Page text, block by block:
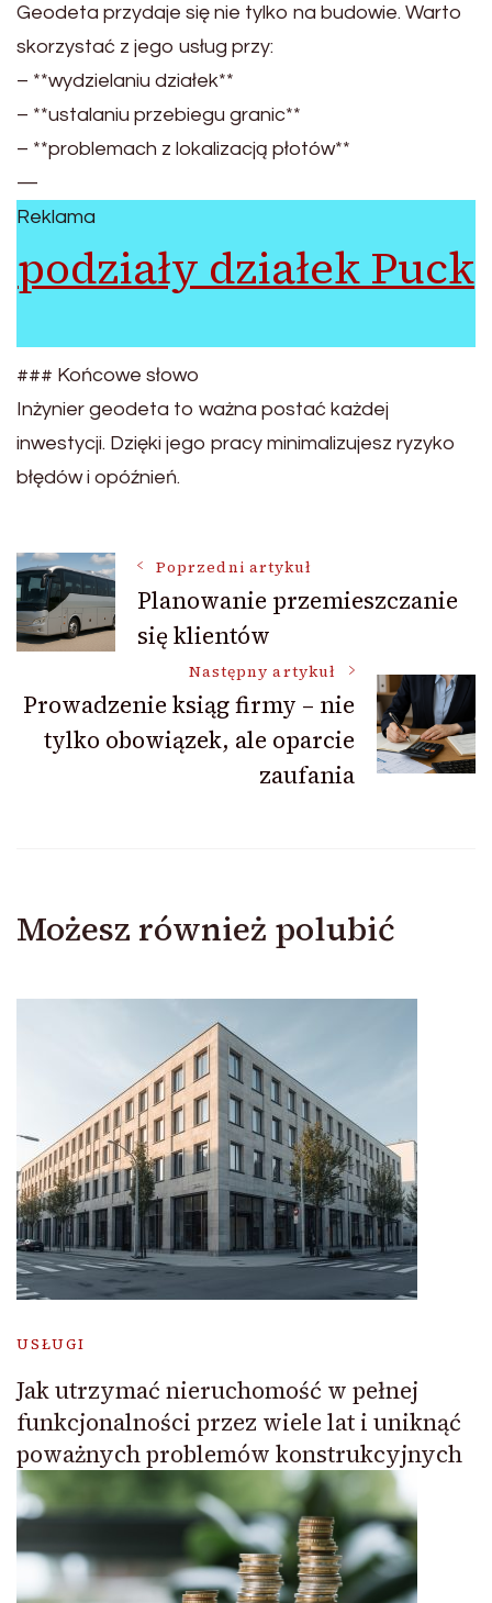
Geodeta przydaje się nie tylko na budowie. Warto
skorzystać z jego usług przy:
– **wydzielaniu działek**
– **ustalaniu przebiegu granic**
– **problemach z lokalizacją płotów**
—
Reklama
podziały działek Puck
### Końcowe słowo
Inżynier geodeta to ważna postać każdej
inwestycji. Dzięki jego pracy minimalizujesz ryzyko
błędów i opóźnień.
Nawigacja
wpisu
Poprzedni artykuł
Planowanie przemieszczanie
się klientów
Następny artykuł
Prowadzenie ksiąg firmy – nie
tylko obowiązek, ale oparcie
zaufania
Możesz również polubić
USŁUGI
Jak utrzymać nieruchomość w pełnej
funkcjonalności przez wiele lat i uniknąć
poważnych problemów konstrukcyjnych